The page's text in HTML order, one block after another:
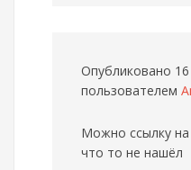
Опубликовано
пользователем
Можно ссылку на
что то не нашёл